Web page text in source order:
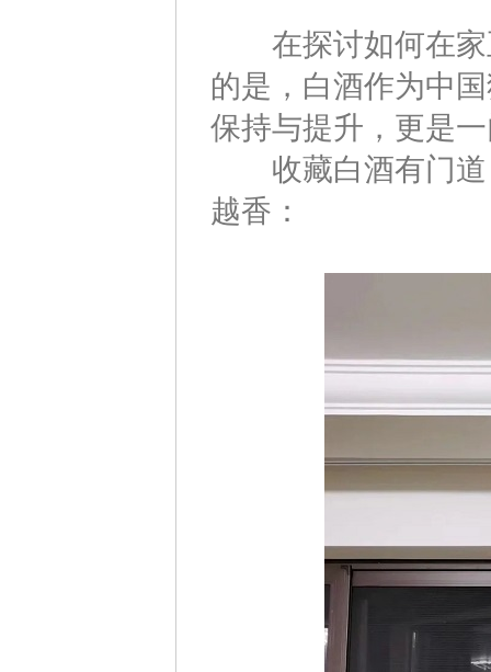
在探讨如何在家
的是，白酒作为中
保持与提升，更是
收藏白酒有门道
越香：